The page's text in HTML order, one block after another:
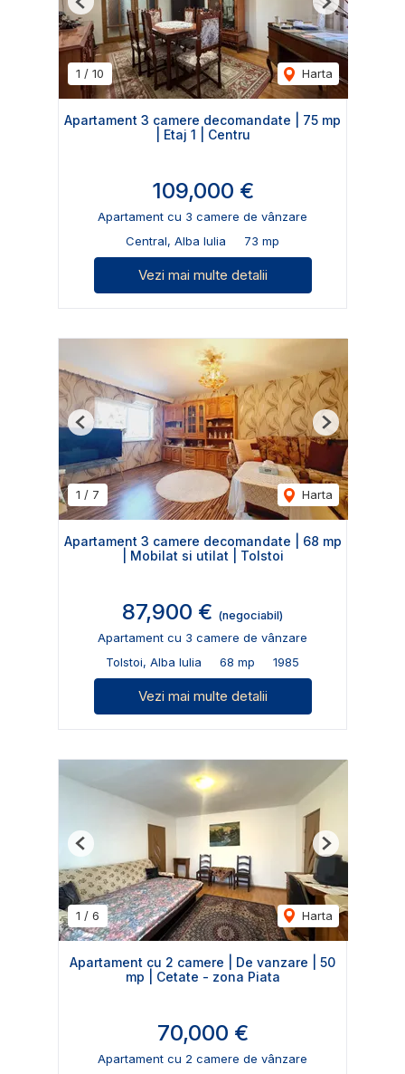
1 / 10 Harta
Previous Next
Apartament 3 camere decomandate | 75 mp
| Etaj 1 | Centru
109,000 €
Apartament cu 3 camere de vânzare
Central, Alba Iulia
73 mp
Vezi mai multe detalii
1 / 7 Harta
Previous Next
Apartament 3 camere decomandate | 68 mp
| Mobilat si utilat | Tolstoi
87,900 € (negociabil)
Apartament cu 3 camere de vânzare
Tolstoi, Alba Iulia
68 mp 1985
Vezi mai multe detalii
1 / 6 Harta
Previous Next
Apartament cu 2 camere | De vanzare | 50
mp | Cetate - zona Piata
70,000 €
Apartament cu 2 camere de vânzare